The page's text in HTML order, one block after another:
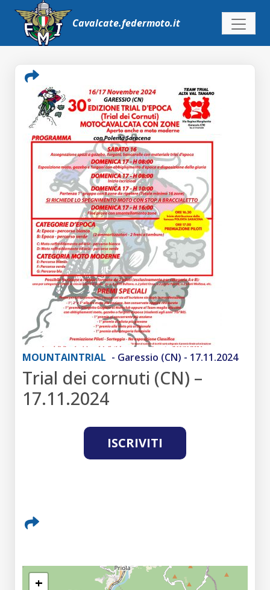
Skip
content
Cavalcate.federmoto.it
MOUNTAINTRIAL - Garessio (CN) - 17.11.2024
Trial dei cornuti (CN) –
17.11.2024
ISCRIVITI
+